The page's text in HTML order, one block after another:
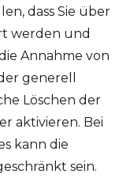
dass Sie über
werden und
Annahme von
generell
Löschen der
aktivieren. Bei
kann die
sein.